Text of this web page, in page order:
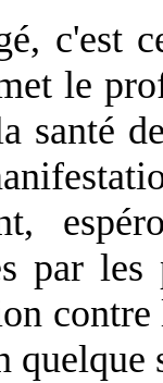
c'est
le
santé
par
quelque